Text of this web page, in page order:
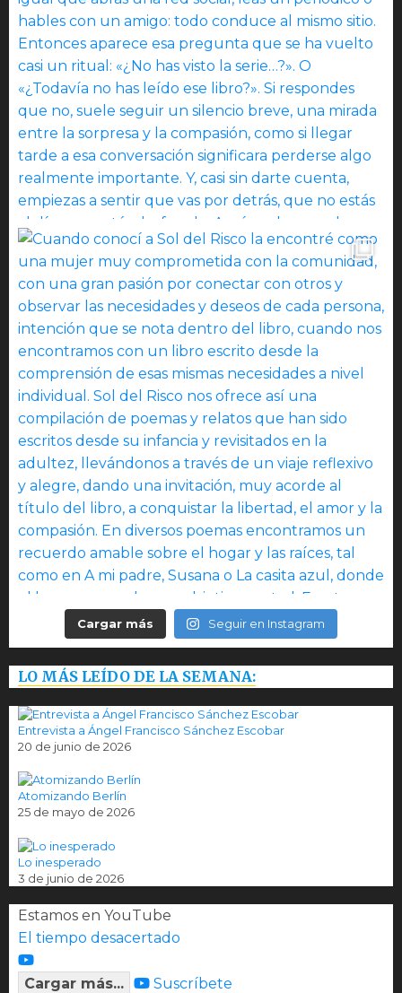
Cargar más Seguir en Instagram
LO MÁS LEÍDO DE LA SEMANA:
Entrevista a Ángel Francisco Sánchez Escobar
20 de junio de 2026
Atomizando Berlín
25 de mayo de 2026
Lo inesperado
3 de junio de 2026
Estamos en YouTube
El tiempo desacertado
Cargar más... Suscríbete